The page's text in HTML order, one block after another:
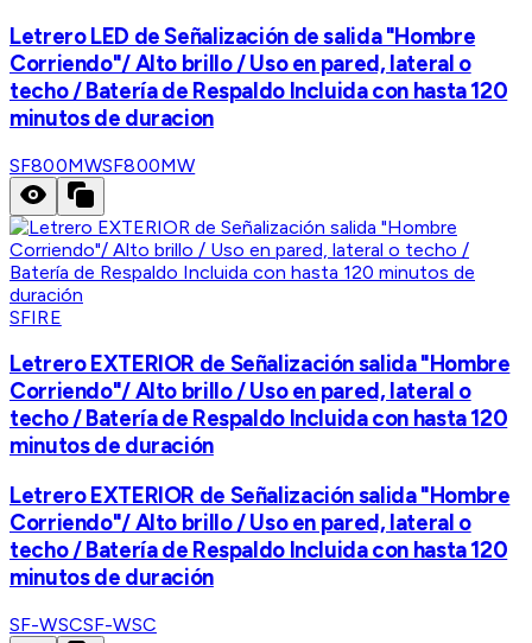
Letrero LED de Señalización de salida "Hombre
Corriendo"/ Alto brillo / Uso en pared, lateral o
techo / Batería de Respaldo Incluida con hasta 120
minutos de duracion
SF800MWSF800MW
SFIRE
Letrero EXTERIOR de Señalización salida "Hombre
Corriendo"/ Alto brillo / Uso en pared, lateral o
techo / Batería de Respaldo Incluida con hasta 120
minutos de duración
Letrero EXTERIOR de Señalización salida "Hombre
Corriendo"/ Alto brillo / Uso en pared, lateral o
techo / Batería de Respaldo Incluida con hasta 120
minutos de duración
SF-WSCSF-WSC